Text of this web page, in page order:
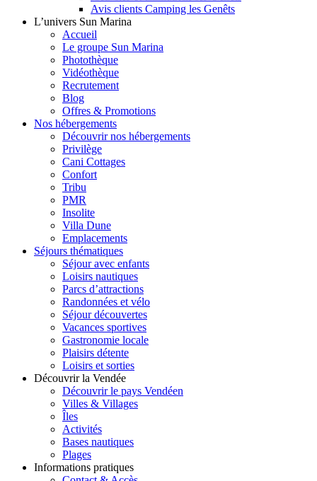
Avis clients Camping les Genêts
L’univers Sun Marina
Accueil
Le groupe Sun Marina
Photothèque
Vidéothèque
Recrutement
Blog
Offres & Promotions
Nos hébergements
Découvrir nos hébergements
Privilège
Cani Cottages
Confort
Tribu
PMR
Insolite
Villa Dune
Emplacements
Séjours thématiques
Séjour avec enfants
Loisirs nautiques
Parcs d’attractions
Randonnées et vélo
Séjour découvertes
Vacances sportives
Gastronomie locale
Plaisirs détente
Loisirs et sorties
Découvrir la Vendée
Découvrir le pays Vendéen
Villes & Villages
Îles
Activités
Bases nautiques
Plages
Informations pratiques